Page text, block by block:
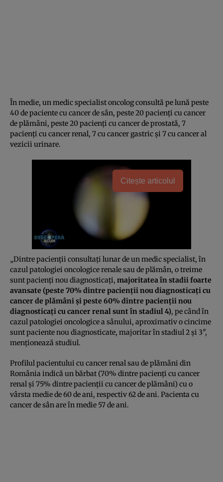
În medie, un medic specialist oncolog consultă pe lună peste
40 de paciente cu cancer de sân, peste 20 pacienţi cu cancer
de plămâni, peste 20 pacienţi cu cancer de prostată, 7
pacienţi cu cancer renal, 7 cu cancer gastric şi 7 cu cancer al
vezicii urinare.
Citește articolul
„Dintre pacienţii consultaţi lunar de un medic specialist, în
cazul patologiei oncologice renale sau de plămân, o treime
sunt pacienţi nou diagnosticaţi, majoritatea în stadii foarte
avansate (peste 70% dintre pacienţii nou diagnosticaţi cu
cancer de plămâni şi peste 60% dintre pacienţii nou
diagnosticaţi cu cancer renal sunt în stadiul 4), pe când în
cazul patologiei oncologice a sânului, aproximativ o cincime
sunt paciente nou diagnosticate, majoritar în stadiul 2 şi 3″,
menţionează studiul.
Profilul pacientului cu cancer renal sau de plămâni din
România indică un bărbat (70% dintre pacienţi cu cancer
renal şi 75% dintre pacienţii cu cancer de plămâni) cu o
vârsta medie de 60 de ani, respectiv 62 de ani. Pacienta cu
cancer de sân are în medie 57 de ani.